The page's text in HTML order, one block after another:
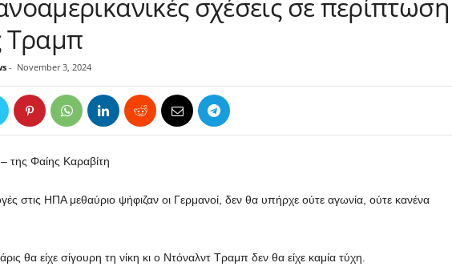
σχέσεις σε περίπτωση
Τραμπ
- November 3, 2024
Φαίης Καραβίτη
στις ΗΠΑ μεθαύριο ψήφιζαν οι Γερμανοί, δεν θα υπήρχε ούτε αγωνία, ούτε κανένα
θα είχε σίγουρη τη νίκη κι ο Ντόναλντ Τραμπ δεν θα είχε καμία τύχη.